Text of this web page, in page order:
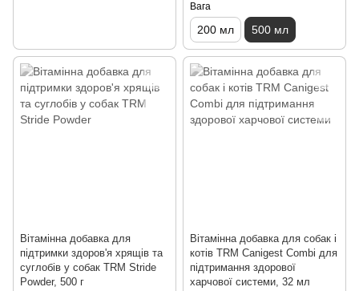
Вага
200 мл 500 мл
Вітамінна добавка для
підтримки здоров'я хрящів та
суглобів у собак TRM Stride
Powder, 500 г
Вітамінна добавка для собак і
котів TRM Canigest Combi для
підтримання здорової
харчової системи, 32 мл